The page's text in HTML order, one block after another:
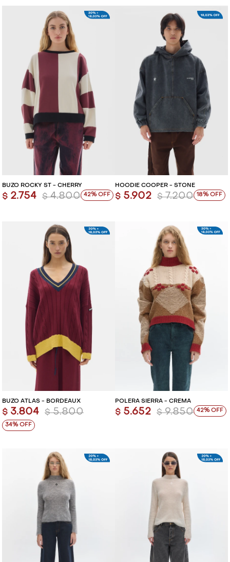
BUZO ROCKY ST - CHERRY
$ 2.754 $ 4.800 42
HOODIE COOPER - STONE
$ 5.902 $ 7.200 18
BUZO ATLAS - BORDEAUX
$ 3.804 $ 5.800
34
POLERA SIERRA - CREMA
$ 5.652 $ 9.850 42